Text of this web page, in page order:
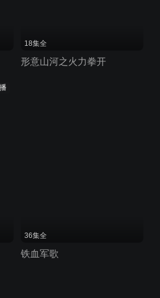
18集全
形意山河之火力拳开
36集全
铁血军歌